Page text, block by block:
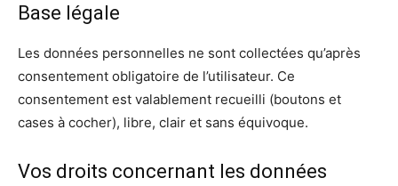
Base légale
Les données personnelles ne sont collectées qu’après
consentement obligatoire de l’utilisateur. Ce
consentement est valablement recueilli (boutons et
cases à cocher), libre, clair et sans équivoque.
Vos droits concernant les données